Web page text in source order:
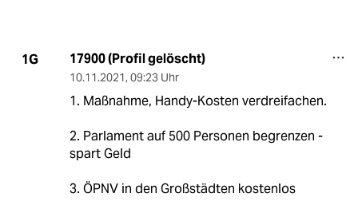
1G 17900 (Profil gelöscht)
10.11.2021, 09:23 Uhr
1. Maßnahme, Handy-Kosten verdreifachen.
2. Parlament auf 500 Personen begrenzen -
spart Geld
3. ÖPNV in den Großstädten kostenlos